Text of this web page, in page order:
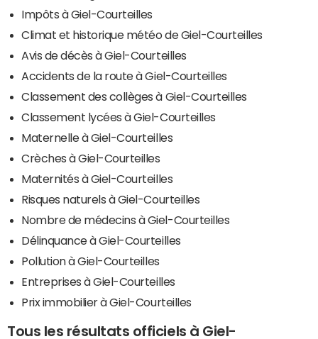
Impôts à Giel-Courteilles
Climat et historique météo de Giel-Courteilles
Avis de décès à Giel-Courteilles
Accidents de la route à Giel-Courteilles
Classement des collèges à Giel-Courteilles
Classement lycées à Giel-Courteilles
Maternelle à Giel-Courteilles
Crèches à Giel-Courteilles
Maternités à Giel-Courteilles
Risques naturels à Giel-Courteilles
Nombre de médecins à Giel-Courteilles
Délinquance à Giel-Courteilles
Pollution à Giel-Courteilles
Entreprises à Giel-Courteilles
Prix immobilier à Giel-Courteilles
Tous les résultats officiels à Giel-